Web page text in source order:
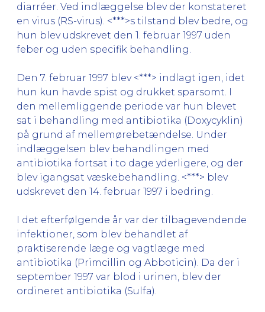
diarréer. Ved indlæggelse blev der konstateret
en virus (RS-virus). <***>s tilstand blev bedre, og
hun blev udskrevet den 1. februar 1997 uden
feber og uden specifik behandling.
Den 7. februar 1997 blev <***> indlagt igen, idet
hun kun havde spist og drukket sparsomt. I
den mellemliggende periode var hun blevet
sat i behandling med antibiotika (Doxycyklin)
på grund af mellemørebetændelse. Under
indlæggelsen blev behandlingen med
antibiotika fortsat i to dage yderligere, og der
blev igangsat væskebehandling. <***> blev
udskrevet den 14. februar 1997 i bedring.
I det efterfølgende år var der tilbagevendende
infektioner, som blev behandlet af
praktiserende læge og vagtlæge med
antibiotika (Primcillin og Abboticin). Da der i
september 1997 var blod i urinen, blev der
ordineret antibiotika (Sulfa).